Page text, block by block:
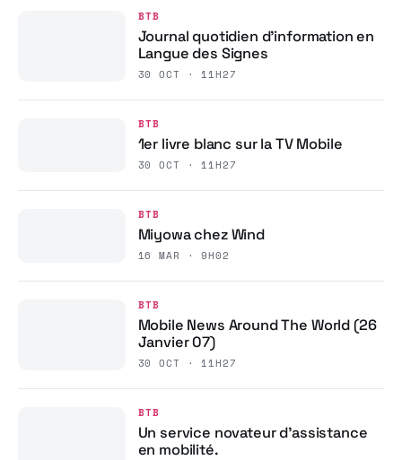
BTB
Journal quotidien d’information en
Langue des Signes
30 OCT · 11H27
BTB
1er livre blanc sur la TV Mobile
30 OCT · 11H27
BTB
Miyowa chez Wind
16 MAR · 9H02
BTB
Mobile News Around The World (26
Janvier 07)
30 OCT · 11H27
BTB
Un service novateur d’assistance
en mobilité.